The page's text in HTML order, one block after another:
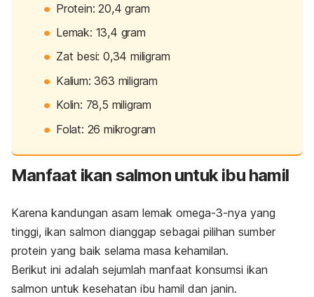
Protein: 20,4 gram
Lemak: 13,4 gram
Zat besi: 0,34 miligram
Kalium: 363 miligram
Kolin: 78,5 miligram
Folat: 26 mikrogram
Manfaat ikan salmon untuk ibu hamil
Karena kandungan asam lemak omega-3-nya yang
tinggi, ikan salmon dianggap sebagai pilihan sumber
protein yang baik selama masa kehamilan.
Berikut ini adalah sejumlah manfaat konsumsi ikan
salmon untuk kesehatan ibu hamil dan janin.